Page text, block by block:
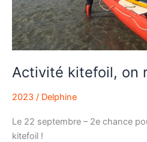
Activité kitefoil, on
2023 / Delphine
Le 22 septembre – 2e chance
kitefoil !